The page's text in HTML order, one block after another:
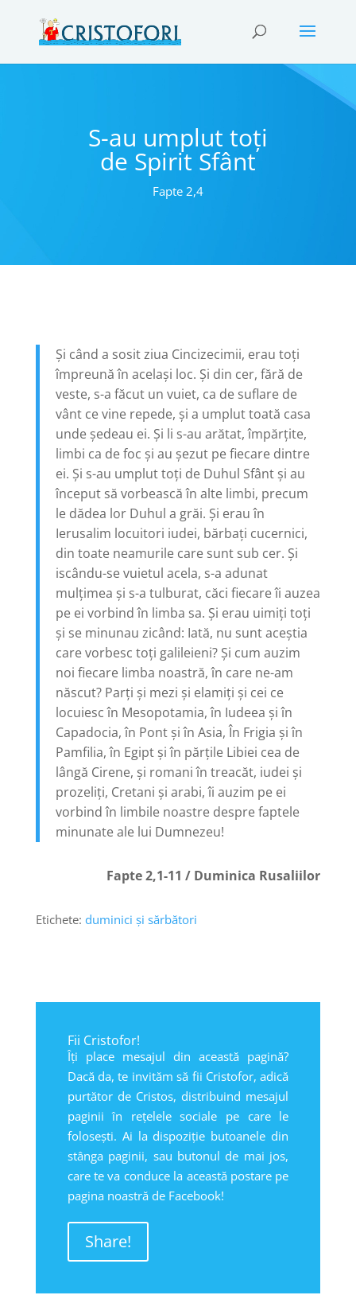
S-au umplut toți
de Spirit Sfânt
Fapte 2,4
Şi când a sosit ziua Cincizecimii, erau toţi
împreună în acelaşi loc. Şi din cer, fără de
veste, s-a făcut un vuiet, ca de suflare de
vânt ce vine repede, şi a umplut toată casa
unde şedeau ei. Şi li s-au arătat, împărţite,
limbi ca de foc şi au şezut pe fiecare dintre
ei. Şi s-au umplut toţi de Duhul Sfânt şi au
început să vorbească în alte limbi, precum
le dădea lor Duhul a grăi. Şi erau în
Ierusalim locuitori iudei, bărbaţi cucernici,
din toate neamurile care sunt sub cer. Şi
iscându-se vuietul acela, s-a adunat
mulţimea şi s-a tulburat, căci fiecare îi auzea
pe ei vorbind în limba sa. Şi erau uimiţi toţi
şi se minunau zicând: Iată, nu sunt aceştia
care vorbesc toţi galileieni? Şi cum auzim
noi fiecare limba noastră, în care ne-am
născut? Parţi şi mezi şi elamiţi şi cei ce
locuiesc în Mesopotamia, în Iudeea şi în
Capadocia, în Pont şi în Asia, În Frigia şi în
Pamfilia, în Egipt şi în părţile Libiei cea de
lângă Cirene, şi romani în treacăt, iudei şi
prozeliţi, Cretani şi arabi, îi auzim pe ei
vorbind în limbile noastre despre faptele
minunate ale lui Dumnezeu!
Fapte 2,1-11 / Duminica Rusaliilor
Etichete: duminici și sărbători
Fii Cristofor!
Îți place mesajul din această pagină?
Dacă da, te invităm să fii Cristofor, adică
purtător de Cristos, distribuind mesajul
paginii în rețelele sociale pe care le
folosești. Ai la dispoziție butoanele din
stânga paginii, sau butonul de mai jos,
care te va conduce la această postare pe
pagina noastră de Facebook!
Share!